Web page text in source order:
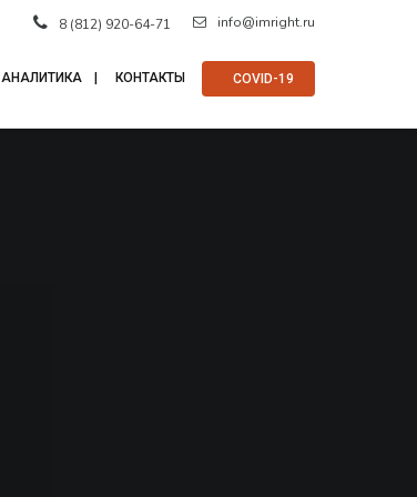
info@imright.ru
8 (812) 920-64-71
АНАЛИТИКА КОНТАКТЫ ⠀COVID-19